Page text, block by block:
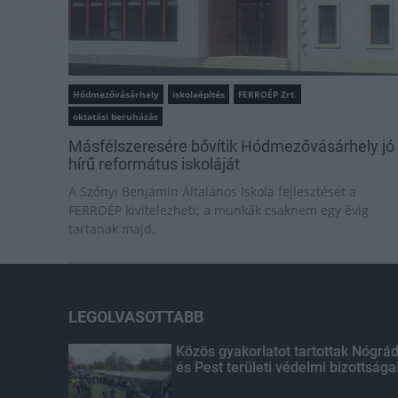
Hódmezővásárhely iskolaépítés
FERROÉP Zrt.
oktatási beruházás
Másfélszeresére bővítik Hódmezővásárhely jó
hírű református iskoláját
A Szőnyi Benjámin Általános Iskola fejlesztését a
FERROÉP kivitelezheti; a munkák csaknem egy évig
tartanak majd.
LEGOLVASOTTABB
Közös gyakorlatot tartottak Nógrád
és Pest területi védelmi bizottságai